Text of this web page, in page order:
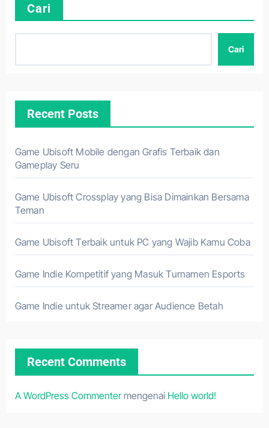
Cari
Cari
Recent Posts
Game Ubisoft Mobile dengan Grafis Terbaik dan
Gameplay Seru
Game Ubisoft Crossplay yang Bisa Dimainkan Bersama
Teman
Game Ubisoft Terbaik untuk PC yang Wajib Kamu Coba
Game Indie Kompetitif yang Masuk Turnamen Esports
Game Indie untuk Streamer agar Audience Betah
Recent Comments
A WordPress Commentermengenai Hello world!